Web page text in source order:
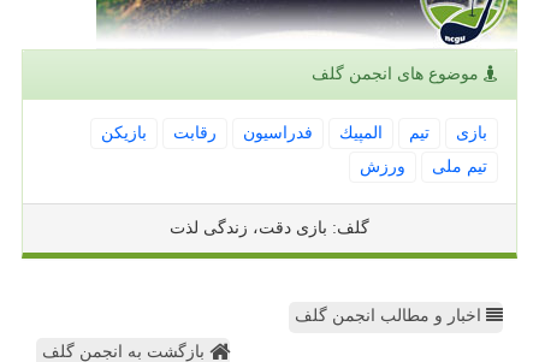
موضوع های انجمن گلف
بازی تیم المپیك فدراسیون رقابت
بازیكن
تیم ملی
ورزش
گلف: بازی دقت، زندگی لذت
اخبار و مطالب انجمن گلف
بازگشت به انجمن گلف